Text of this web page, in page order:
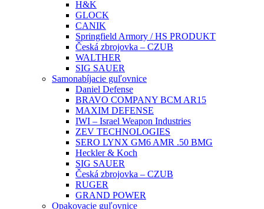
H&K
GLOCK
CANIK
Springfield Armory / HS PRODUKT
Česká zbrojovka – CZUB
WALTHER
SIG SAUER
Samonabíjacie guľovnice
Daniel Defense
BRAVO COMPANY BCM AR15
MAXIM DEFENSE
IWI – Israel Weapon Industries
ZEV TECHNOLOGIES
SERO LYNX GM6 AMR .50 BMG
Heckler & Koch
SIG SAUER
Česká zbrojovka – CZUB
RUGER
GRAND POWER
Opakovacie guľovnice